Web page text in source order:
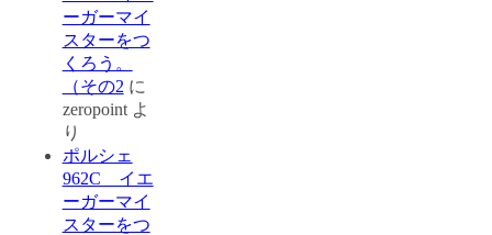
ーガーマイ
スターをつ
くろう。
（その2 に
zeropointよ
り
ポルシェ
962C イエ
ーガーマイ
スターをつ